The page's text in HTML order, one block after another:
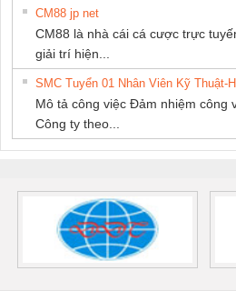
CM88 jp net
CM88 là nhà cái cá cược trực
giải trí hiện...
SMC Tuyển 01 Nhân Viên Kỹ Thuật-
Mô tả công việc Đảm nhiệm công
Công ty theo...